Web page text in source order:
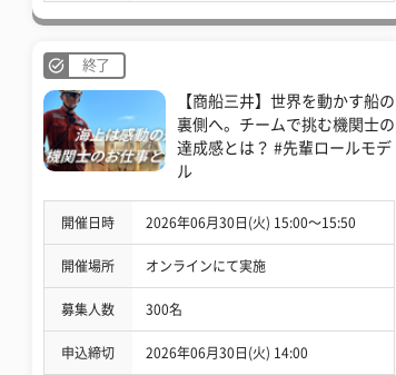
終了
【商船三井】世界を動かす船の
裏側へ。チームで挑む機関士の
達成感とは？ #先輩ロールモデ
ル
開催日時 2026年06月30日(火) 15:00〜15:50
開催場所 オンラインにて実施
募集人数 300名
申込締切 2026年06月30日(火) 14:00